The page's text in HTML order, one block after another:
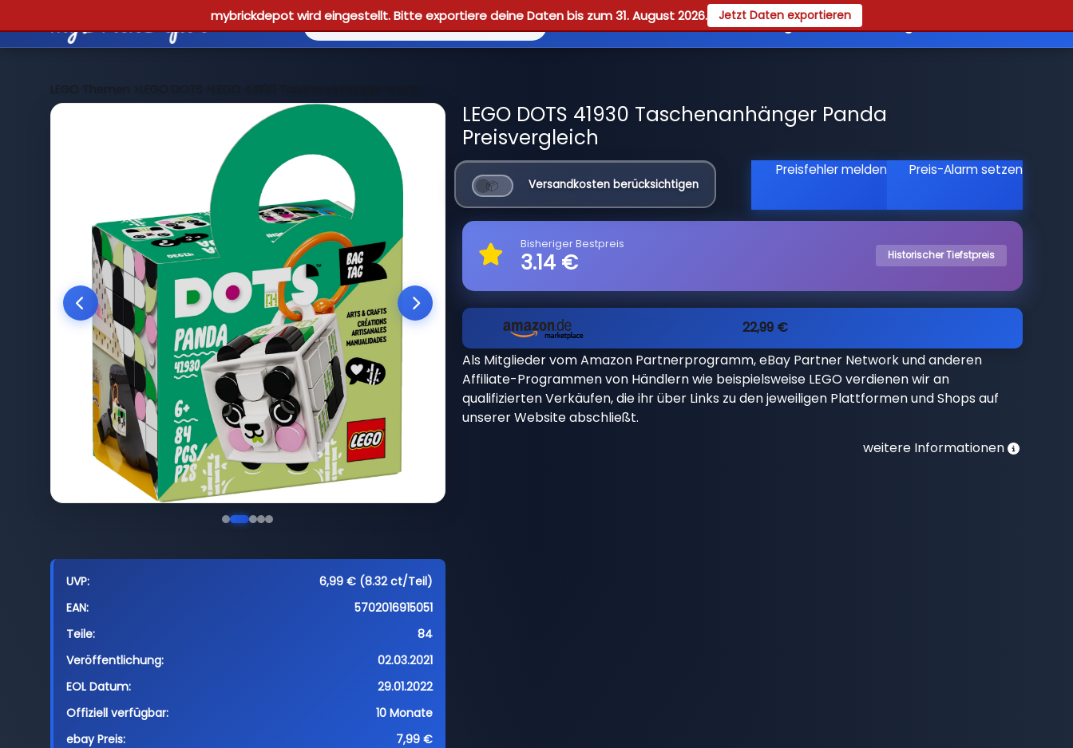
mybrickdepot wird eingestellt. Bitte exportiere deine Daten bis zum 31. August 2026. Jetzt Daten exportieren
Reviews Guides Registrieren
LEGO Themen >LEGO DOTS >LEGO 41930 Taschenanhänger Panda
UVP:
6,99 € (8.32 ct/Teil)
EAN:
5702016915051
Teile:
84
Veröffentlichung:
02.03.2021
EOL Datum:
29.01.2022
Offiziell verfügbar:
10 Monate
ebay Preis:
7,99 €
LEGO DOTS 41930 Taschenanhänger Panda
Preisvergleich
Versandkosten berücksichtigen
Preisfehler melden Preis-Alarm setzen
Bisheriger Bestpreis
3.14 € Historischer Tiefstpreis
22,99 €
Als Mitglieder vom Amazon Partnerprogramm, eBay Partner Network und anderen
Affiliate-Programmen von Händlern wie beispielsweise LEGO verdienen wir an
qualifizierten Verkäufen, die ihr über Links zu den jeweiligen Plattformen und Shops auf
unserer Website abschließt.
weitere Informationen